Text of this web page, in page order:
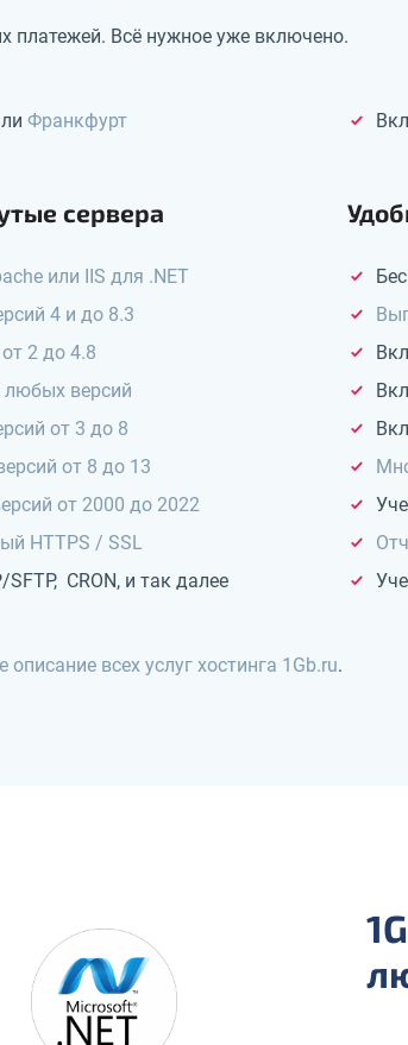
платежей. Всё нужное уже включено.
Франкфурт
сервера
или IIS для .NET
4 и до 8.3
2 до 4.8
любых версий
от 3 до 8
от 8 до 13
от 2000 до 2022
HTTPS / SSL
SFTP, CRON, и так далее
описание всех услуг хостинга 1Gb.ru.